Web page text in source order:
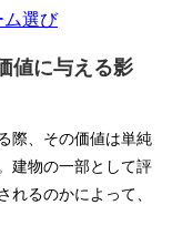
ム選び
値に与える影
際、その価値は単純
建物の一部として評
れるのかによって、